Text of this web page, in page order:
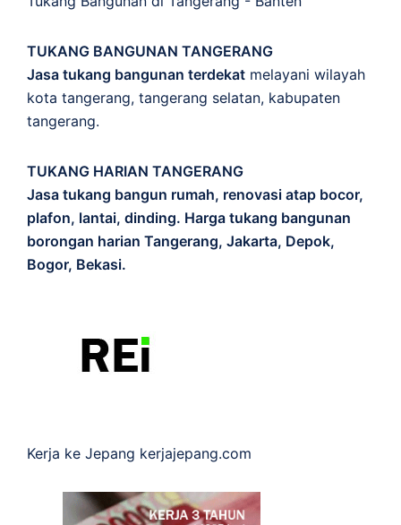
TUKANG BANGUNAN TANGERANG
Jasa tukang bangunan terdekat melayani wilayah
kota tangerang, tangerang selatan, kabupaten
tangerang.
TUKANG HARIAN TANGERANG
Jasa tukang bangun rumah, renovasi atap bocor,
plafon, lantai, dinding. Harga tukang bangunan
borongan harian Tangerang, Jakarta, Depok,
Bogor, Bekasi.
Kerja ke Jepang kerjajepang.com